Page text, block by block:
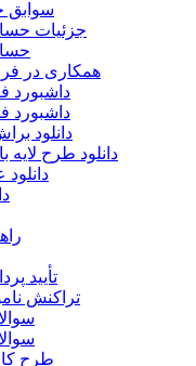
سوابق
جزئیات
همکاری در
داشبورد
داشبورد
دانلود
دانلود طرح لایه
تأیید
تراکنش
طرح